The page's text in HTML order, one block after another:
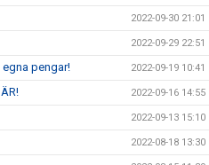
2022-09-30 21:01
2022-09-29 22:51
pengar! 2022-09-19 10:41
2022-09-16 14:55
2022-09-13 15:10
2022-08-18 13:30